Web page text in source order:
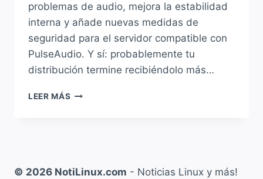
problemas de audio, mejora la estabilidad
interna y añade nuevas medidas de
seguridad para el servidor compatible con
PulseAudio. Y sí: probablemente tu
distribución termine recibiéndolo más…
LEER MÁS PIPEWIRE
SEGURIDAD,
© 2026 NotiLinux.com - Noticias Linux y más!